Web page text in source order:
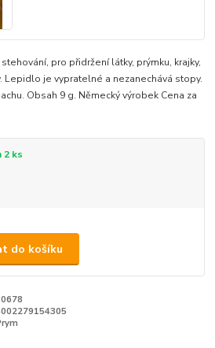
pro přidržení látky, prýmku, krajky,
Lepidlo je vypratelné a nezanechává stopy.
Obsah 9 g. Německý výrobek Cena za
2 ks
do košíku